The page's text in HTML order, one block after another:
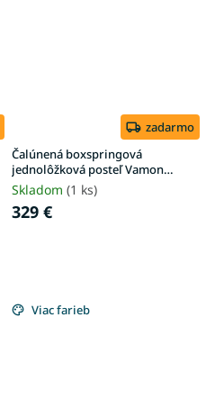
zadarmo
Čalúnená boxspringová
jednolôžková posteľ Vamon
90x200 - sivá
Skladom (1 ks)
329 €
Viac farieb